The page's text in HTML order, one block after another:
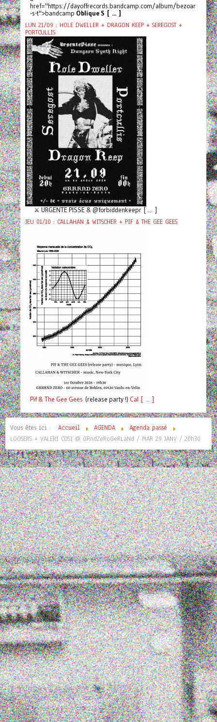
href="https://dayoffrecords.bandcamp.com/album/bezoar
-s-t">bandcamp Oblique S [ ... ]
LUN 21/09 : HOLE DWELLER + DRAGON KEEP + SEREGOST +
PORTCULLIS
⚔️ URGENTE PISSE & @forbiddenkeepr [ ... ]
JEU 01/10 : CALLAHAN & WITSCHER + PIF & THE GEE GEES
Pif& The Gee Gees (release party !) Cal [ ... ]
Vous êtes ici : Accueil AGENDA
Agenda passé
LOOSERS + VALERI COSI @ GRndZeRoGeRLaNd / MAR 29 JANV / 20h30